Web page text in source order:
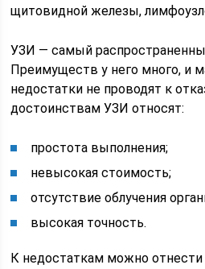
щитовидной железы,
УЗИ — самый
Преимуществ у него много, и
недостатки не проводят к
достоинствам УЗИ относят:
простота выполнения;
невысокая стоимость;
отсутствие облучения
высокая точность.
К недостаткам можно